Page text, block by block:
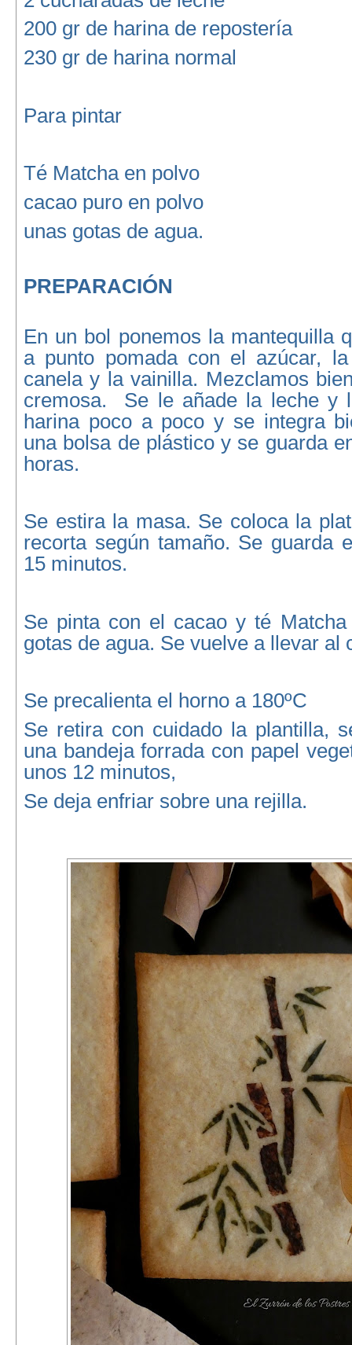
200 gr de harina de repostería
230 gr de harina normal
Para pintar
Té Matcha en polvo
cacao puro en polvo
unas gotas de agua.
PREPARACIÓN
En un bol ponemos la mantequilla
a punto pomada con el azúcar,
canela y la vainilla. Mezclamos
cremosa. Se le añade la leche y
harina poco a poco y se integra
una bolsa de plástico y se guarda
horas.
Se estira la masa. Se coloca la
recorta según tamaño. Se guarda
15 minutos.
Se pinta con el cacao y té
gotas de agua. Se vuelve a llevar al
Se precalienta el horno a 180ºC
Se retira con cuidado la plantilla,
una bandeja forrada con papel
unos 12 minutos,
Se deja enfriar sobre una rejilla.